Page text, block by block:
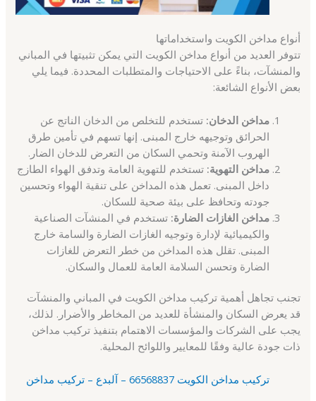
أنواع مداخن الكويت واستخداماتها
تتوفر العديد من أنواع مداخن الكويت التي يمكن تثبيتها في المباني
والمنشآت، بناءً على الاحتياجات والمتطلبات المحددة. فيما يلي
بعض الأنواع الشائعة:
مداخن الدخان: تستخدم للتخلص من الدخان الناتج عن
الحرائق وتوجيهه خارج المبنى. إنها تسهم في تأمين طرق
الهروب الآمنة وتحمي السكان من التعرض للدخان الضار.
مداخن التهوية: تستخدم للتهوية العامة وتدفق الهواء الطازج
داخل المبنى. تعمل هذه المداخن على تنقية الهواء وتحسين
جودته وتحافظ على بيئة صحية للسكان.
مداخن الغازات الضارة: تستخدم في المنشآت الصناعية
والكيميائية لإدارة وتوجيه الغازات الضارة والسامة خارج
المبنى. تقلل هذه المداخن من خطر التعرض للغازات
الضارة وتحسن السلامة العامة للعمال والسكان.
تجنب تجاهل أهمية تركيب مداخن الكويت في المباني والمنشآت
قد يعرض السكان والمنشأة للعديد من المخاطر والأضرار. لذلك،
يجب على الشركات والمؤسسات الاهتمام بتنفيذ تركيب مداخن
ذات جودة عالية وفقًا للمعايير واللوائح المحلية.
تركيب مداخن الكويت 66568837 – آلبدع – تركيب مداخن